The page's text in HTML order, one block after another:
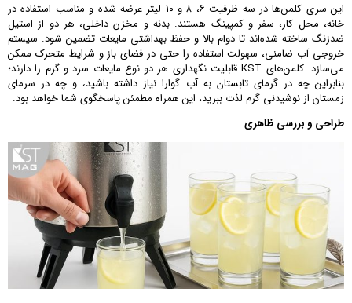
این سری کلمن‌ها در سه ظرفیت ۶، ۸ و ۱۰ لیتر عرضه شده و مناسب استفاده در
خانه، محل کار، سفر و کمپینگ هستند. بدنه و مخزن داخلی، هر دو از استیل
ضدزنگ ساخته شده‌اند تا دوام بالا و حفظ بهداشتی مایعات تضمین شود. سیستم
خروجی آب ضامنی، سهولت استفاده را حتی در فضای باز و شرایط متحرک ممکن
می‌سازد. کلمن‌های KST قابلیت نگهداری هر دو نوع مایعات سرد و گرم را دارند؛
بنابراین چه در گرمای تابستان به آب گوارا نیاز داشته باشید، و چه در سرمای
زمستان از نوشیدنی گرم لذت ببرید، این همراه مطمئن پاسخگوی شما خواهد بود.
طراحی و بررسی ظاهری